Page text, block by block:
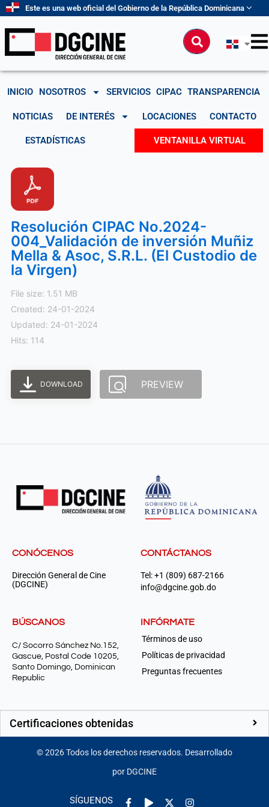
contenido
Este es una web oficial del Gobierno de la República Dominicana
Buscar
INICIO NOSOTROS SERVICIOS CIPAC TRANSPARENCIA
NOTICIAS DE INTERÉS LOCACIONES CONTACTO
ESTADÍSTICAS VENTANILLA VIRTUAL
Resolución CIPAC No.2024-
004_Validación de inversión Muñiz
Mella & Asoc, S.R.L. (El Custodio de
la Virgen)
File size: 1.51 MB
Created: 24-01-2024
Updated: 24-01-2024
Hits: 114
DOWNLOAD PREVIEW
CONÓCENOS
Dirección General de Cine
(DGCINE)
CONTÁCTANOS
Tel: +1 (809) 687-2166
info@dgcine.gob.do
BÚSCANOS
C/ Socorro Sánchez No.152,
Gascue, Postal Code 10205,
Santo Domingo, Dominican
Republic
INFÓRMATE
Términos de uso
Políticas de privacidad
Preguntas frecuentes
Certificaciones obtenidas
©2026Todos los derechos reservados. Desarrollado
por DGCINE
SÍGUENOS
Facebook-
Play Instagram